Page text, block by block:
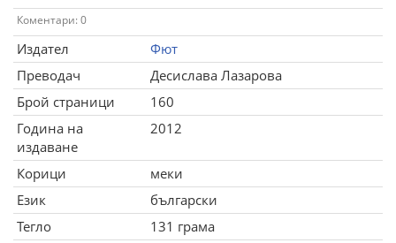
Коментари: 0
Издател
Фют
Преводач
Десислава Лазарова
Брой страници
160
Година на
издаване
2012
Корици
меки
Език
български
Тегло
131 грама